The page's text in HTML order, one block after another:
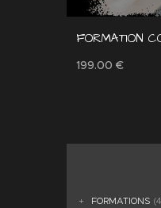
FORMATION
199.00 €
FORMATIONS